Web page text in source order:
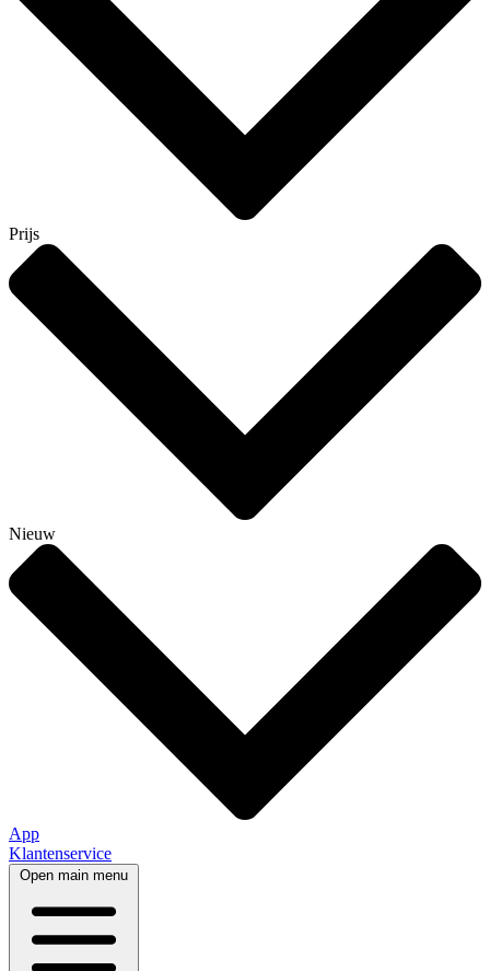
Prijs
Nieuw
App
Klantenservice
Open main menu